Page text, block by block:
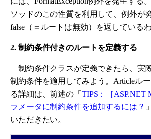
ソッドのこの性質を利用して、例外が
false（＝ルートは無効）を返しているわ
2. 制約条件付きのルートを定義する
制約条件クラスが定義できたら、実
制約条件を適用してみよう。Articleル
る詳細は、前述の「 TIPS：［ASP.NET
ラメータに制約条件を追加するには？
いただきたい。